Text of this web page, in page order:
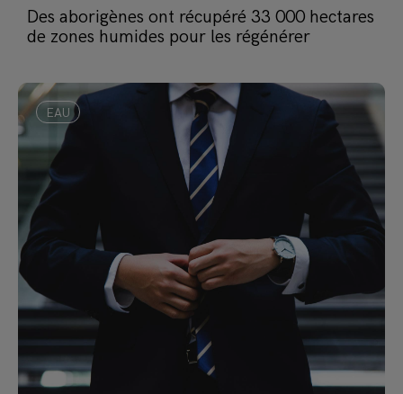
Des aborigènes ont récupéré 33 000 hectares
de zones humides pour les régénérer
EAU